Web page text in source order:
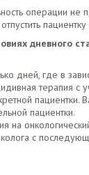
операции не
дневного
дней, где в
терапия с
пациентки.
пациентки.
с